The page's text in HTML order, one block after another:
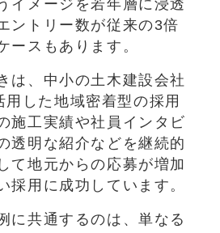
イメージを若年層に浸透
ントリー数が従来の3倍
ースもあります。
は、中小の土木建設会社
した地域密着型の採用
施工実績や社員インタビ
透明な紹介などを継続的
て地元からの応募が増加
採用に成功しています。
に共通するのは、単なる